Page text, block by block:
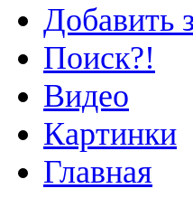
Добавить
Поиск?!
Видео
Картинки
Главная